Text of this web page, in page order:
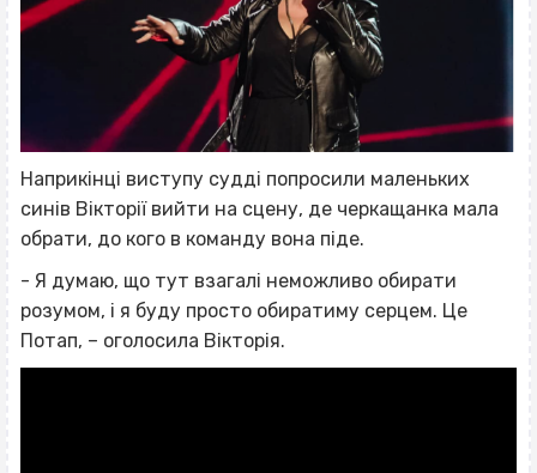
Наприкінці виступу судді попросили маленьких
синів Вікторії вийти на сцену, де черкащанка мала
обрати, до кого в команду вона піде.
- Я думаю, що тут взагалі неможливо обирати
розумом, і я буду просто обиратиму серцем. Це
Потап, – оголосила Вікторія.